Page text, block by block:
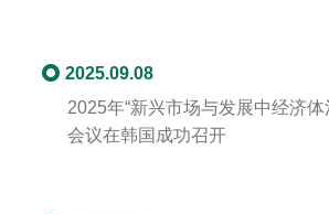
2025.09.08
2025年“新兴市场与发展中经济
会议在韩国成功召开